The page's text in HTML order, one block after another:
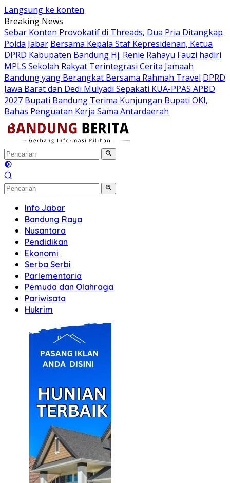
Langsung ke konten
Breaking News
Sebar Konten Provokatif di Threads, Dua Pria Ditangkap
Polda Jabar Bersama Kepala Staf Kepresidenan, Ketua
DPRD Kabupaten Bandung Hj. Renie Rahayu Fauzi hadiri
MPLS Sekolah Rakyat Terintegrasi Cerita Jamaah
Bandung yang Berangkat Bersama Rahmah Travel DPRD
Jawa Barat dan Dedi Mulyadi Sepakati KUA-PPAS APBD
2027 Bupati Bandung Terima Kunjungan Bupati OKI,
Bahas Penguatan Kerja Sama Antardaerah
Info Jabar
Bandung Raya
Nusantara
Pendidikan
Ekonomi
Serba Serbi
Parlementaria
Pemuda dan Olahraga
Pariwisata
Hukrim